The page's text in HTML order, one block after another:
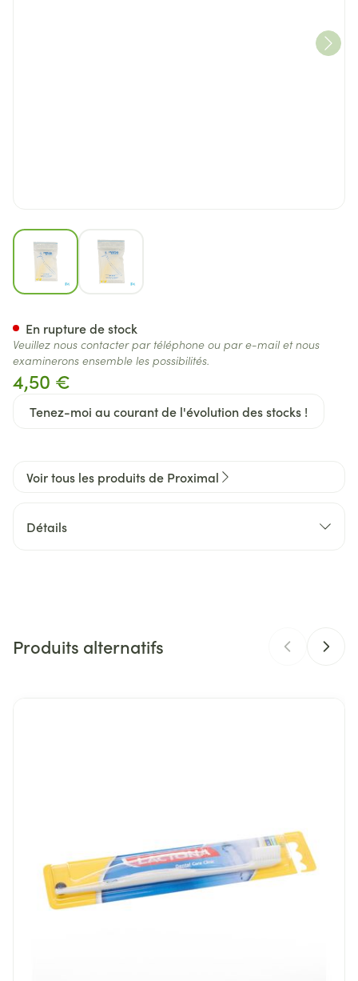
View larger imageView larger image
4,50 €
Tenez-moi au courant de l'évolution des stocks !
En rupture de stock
Veuillez nous contacter par téléphone ou par e-mail et nous
examinerons ensemble les possibilités.
Voir tous les produits de Proximal
Détails
Marques Proximal
Produits alternatifs